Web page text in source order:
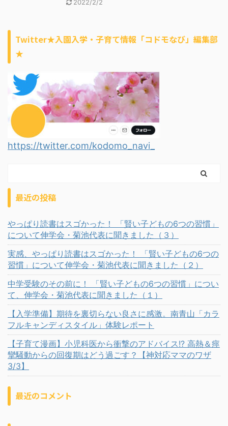
2022/2/2
Twitter★入園入学・子育て情報「コドモなび」編集部
★
https://twitter.com/kodomo_navi_
最近の投稿
やっぱり読書はスゴかった！ 「賢い子どもの6つの習慣」
について伸学会・菊池代表に聞きました（３）
実感、やっぱり読書はスゴかった！ 「賢い子どもの6つの
習慣」について伸学会・菊池代表に聞きました（２）
中学受験のその前に！ 「賢い子どもの6つの習慣」につい
て、伸学会・菊池代表に聞きました（１）
【入学準備】期待を裏切らない良さに感激。南青山「カラ
フルキャンディスタイル」体験レポート
【子育て漫画】小児科医から衝撃のアドバイス!? 高熱＆痙
攣騒動からの回復期はどう過ごす？【神対応ママのワザ
3/3】
最近のコメント